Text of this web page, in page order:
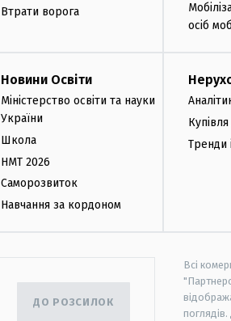
Втрати ворога
осіб
Новини Освіти
Міністерство освіти та науки
України
Школа
НМТ 2026
Саморозвиток
Навчання за кордоном
Тренди
ДО РОЗСИЛОК
Всі